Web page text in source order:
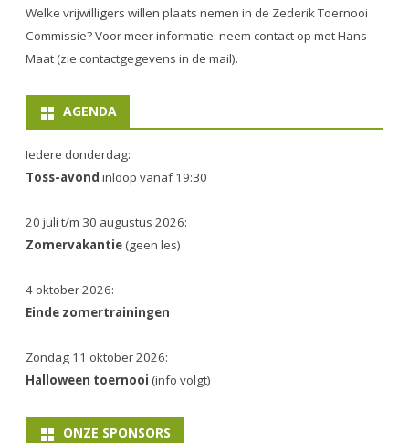
Welke vrijwilligers willen plaats nemen in de Zederik Toernooi
Commissie? Voor meer informatie: neem contact op met Hans
Maat (zie contactgegevens in de mail).
AGENDA
Iedere donderdag:
Toss-avond inloop vanaf 19:30
20 juli t/m 30 augustus 2026:
Zomervakantie(geen les)
4 oktober 2026:
Einde zomertrainingen
Zondag 11 oktober 2026:
Halloween toernooi (info volgt)
ONZE SPONSORS